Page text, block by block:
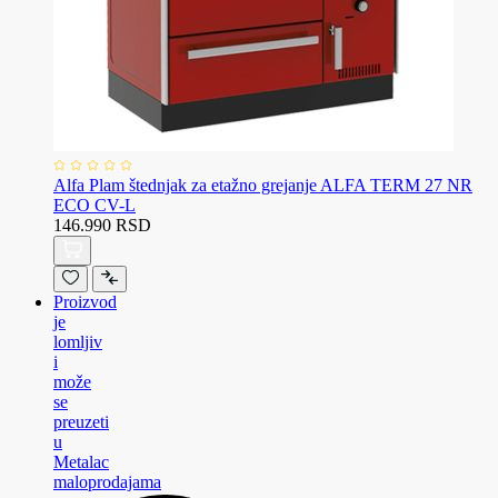
Alfa Plam štednjak za etažno grejanje ALFA TERM 27 NR
ECO CV-L
146.990 RSD
Proizvod
je
lomljiv
i
može
se
preuzeti
u
Metalac
maloprodajama